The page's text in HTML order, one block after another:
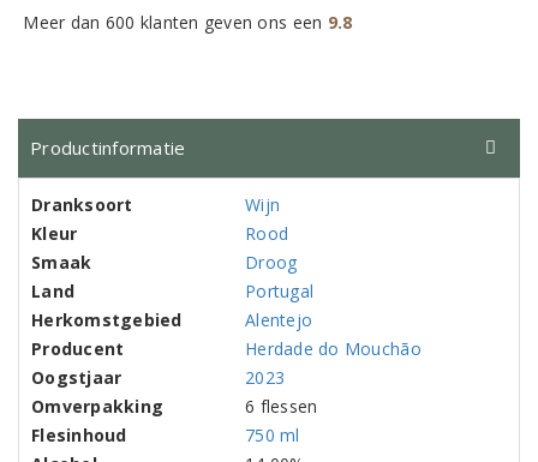
Meer dan 600 klanten geven ons een 9.8
Productinformatie
Dranksoort
Wijn
Kleur
Rood
Smaak
Droog
Land
Portugal
Herkomstgebied
Alentejo
Producent
Herdade do Mouchão
Oogstjaar
2023
Omverpakking
6 flessen
Flesinhoud
750 ml